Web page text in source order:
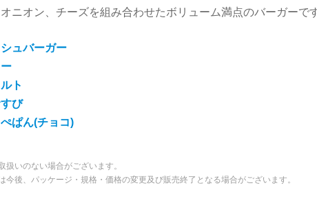
ニオン、チーズを組み合わせたボリューム満点のバーガーです
ュバーガー
ト
び
ぱん(チョコ)
扱いのない場合がございます。
今後、パッケージ・規格・価格の変更及び販売終了となる場合がございます。